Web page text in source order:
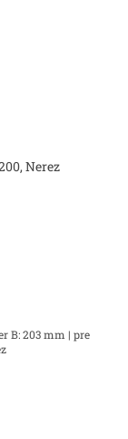
Nerez
B: 203 mm | pre